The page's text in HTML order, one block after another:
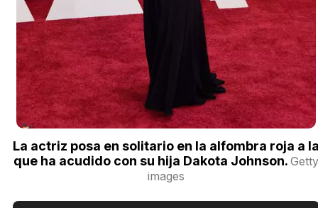
La actriz posa en solitario en la alfombra roja a
que ha acudido con su hija Dakota Johnson. Getty
images